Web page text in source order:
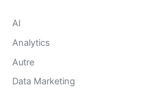
AI
Analytics
Autre
Data Marketing